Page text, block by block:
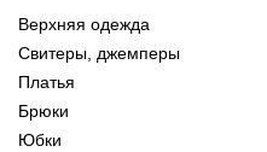
Верхняя одежда
Свитеры, джемперы
Платья
Брюки
Юбки